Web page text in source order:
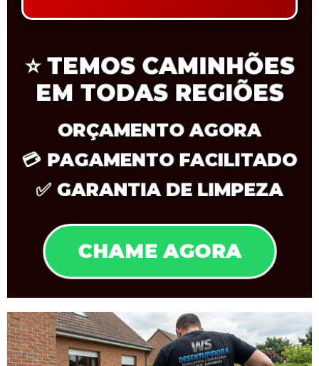
⭐ TEMOS CAMINHÕES
EM TODAS REGIÕES
ORÇAMENTO AGORA
💳 PAGAMENTO FACILITADO
✅ GARANTIA DE LIMPEZA
CHAME AGORA